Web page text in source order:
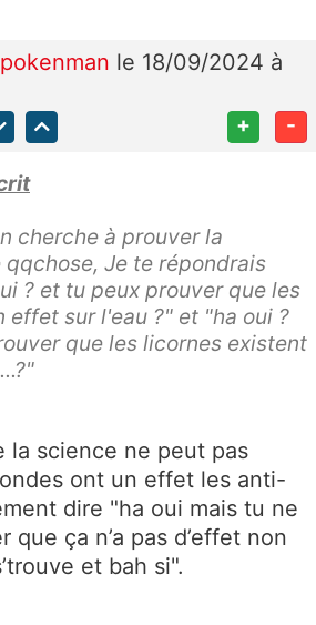
le 18/09/2024 à
+ -
cherche à prouver la
Je te répondrais
? et tu peux prouver que les
effet sur l'eau ?" et "ha oui ?
que les licornes existent
la science ne peut pas
ont un effet les anti-
dire "ha oui mais tu ne
que ça n’a pas d’effet non
et bah si".